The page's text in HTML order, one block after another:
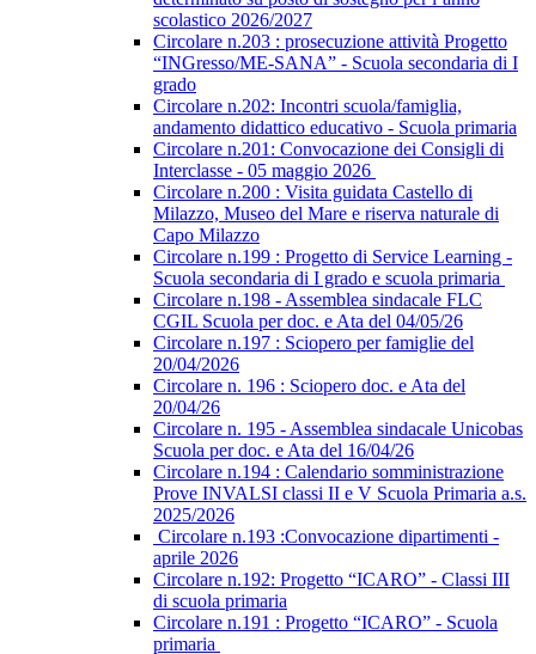
scolastico 2026/2027
Circolare n.203 : prosecuzione attività Progetto
“INGresso/ME-SANA” - Scuola secondaria di I
grado
Circolare n.202: Incontri scuola/famiglia,
andamento didattico educativo - Scuola primaria
Circolare n.201: Convocazione dei Consigli di
Interclasse - 05 maggio 2026
Circolare n.200 : Visita guidata Castello di
Milazzo, Museo del Mare e riserva naturale di
Capo Milazzo
Circolare n.199 : Progetto di Service Learning -
Scuola secondaria di I grado e scuola primaria
Circolare n.198 - Assemblea sindacale FLC
CGIL Scuola per doc. e Ata del 04/05/26
Circolare n.197 : Sciopero per famiglie del
20/04/2026
Circolare n. 196 : Sciopero doc. e Ata del
20/04/26
Circolare n. 195 - Assemblea sindacale Unicobas
Scuola per doc. e Ata del 16/04/26
Circolare n.194 : Calendario somministrazione
Prove INVALSI classi II e V Scuola Primaria a.s.
2025/2026
Circolare n.193 :Convocazione dipartimenti -
aprile 2026
Circolare n.192: Progetto “ICARO” - Classi III
di scuola primaria
Circolare n.191 : Progetto “ICARO” - Scuola
primaria